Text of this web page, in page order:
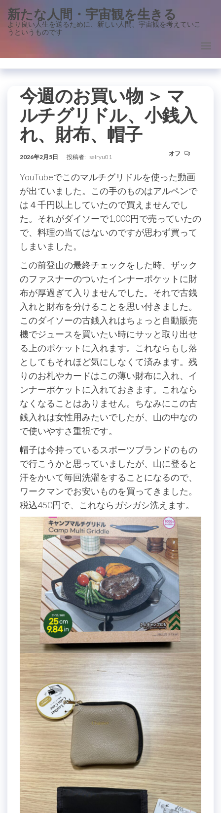
ン
に
新たな人間・宇宙観を生きる
より良い人生を送るために、新しい人間、宇宙観を考えていこ
うというものです
今週のお買い物 ＞ マ
ルチグリドル、小銭入
れ、財布、帽子
2026年2月5日 投稿者: seiryu01 オフ
YouTubeでこのマルチグリドルを使った動画
が出ていました。この手のものはアルペンで
は４千円以上していたので買えませんでし
た。それがダイソーで1,000円で売っていたの
で、料理の当てはないのですが思わず買って
しまいました。
この前登山の最終チェックをした時、ザック
のファスナーのついたインナーポケットに財
布が厚過ぎて入りませんでした。それで古銭
入れと財布を分けることを思い付きました。
このダイソーの古銭入れはちょっと自動販売
機でジュースを買いたい時にサッと取り出せ
る上のポケットに入れます。これならもし落
としてもそれほど気にしなくて済みます。残
りのお札やカードはこの薄い財布に入れ、イ
ンナーポケットに入れておきます。これなら
なくなることはありません。ちなみにこの古
銭入れは女性用みたいでしたが、山の中なの
で使いやすさ重視です。
帽子は今持っているスポーツブランドのもの
で行こうかと思っていましたが、山に登ると
汗をかいて毎回洗濯をすることになるので、
ワークマンでお安いものを買ってきました。
税込450円で、これならガシガシ洗えます。